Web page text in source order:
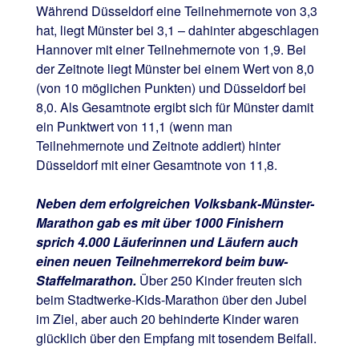
Während Düsseldorf eine Teilnehmernote von 3,3
hat, liegt Münster bei 3,1 – dahinter abgeschlagen
Hannover mit einer Teilnehmernote von 1,9. Bei
der Zeitnote liegt Münster bei einem Wert von 8,0
(von 10 möglichen Punkten) und Düsseldorf bei
8,0. Als Gesamtnote ergibt sich für Münster damit
ein Punktwert von 11,1 (wenn man
Teilnehmernote und Zeitnote addiert) hinter
Düsseldorf mit einer Gesamtnote von 11,8.
Neben dem erfolgreichen Volksbank-Münster-
Marathon gab es mit über 1000 Finishern
sprich 4.000 Läuferinnen und Läufern auch
einen neuen Teilnehmerrekord beim buw-
Staffelmarathon.Über 250 Kinder freuten sich
beim Stadtwerke-Kids-Marathon über den Jubel
im Ziel, aber auch 20 behinderte Kinder waren
glücklich über den Empfang mit tosendem Beifall.